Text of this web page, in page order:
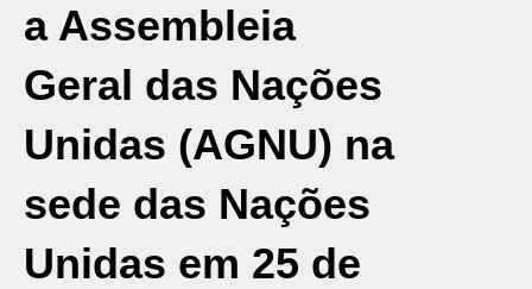
a Assembleia
Geral das Nações
Unidas (AGNU) na
sede das Nações
Unidas em 25 de